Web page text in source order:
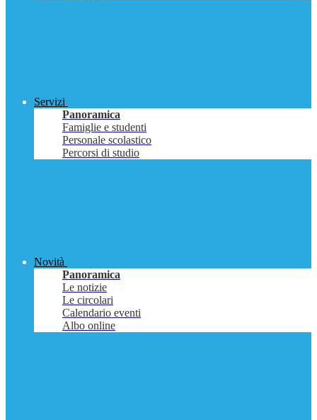
Servizi
Panoramica
Famiglie e studenti
Personale scolastico
Percorsi di studio
Novità
Panoramica
Le notizie
Le circolari
Calendario eventi
Albo online